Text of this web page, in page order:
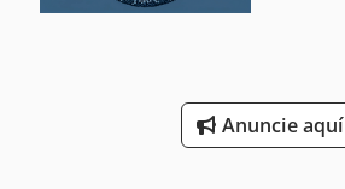
Siemens Motores Eléctricos
Anuncie aquí